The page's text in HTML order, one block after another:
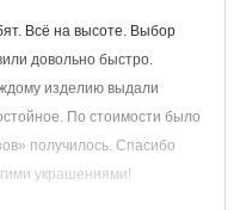
Всё на высоте. Выбор
довольно быстро.
изделию выдали
По стоимости было
получилось. Спасибо
украшениями!